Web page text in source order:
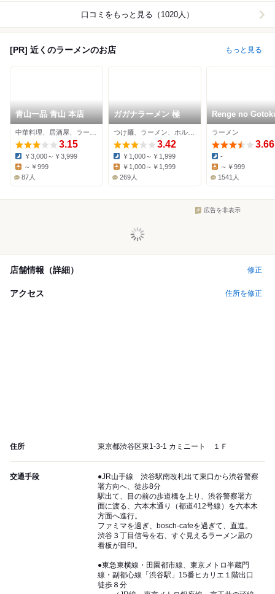
口コミをもっと見る（1020人）
[PR] 近くのラーメンのお店 もっと見る
青山一品 青山 本店
3.15
Dinner:
￥3,000～￥3,999
Lunch:
～￥999
87人
ガガナラーメン 極
3.42
Dinner:
￥1,000～￥1,999
￥1,000～￥1,999
269人
Renge no
ラーメン
3.66
Dinner:
-
～￥999
1541人
広告を非表示
店舗情報（詳細） 修正
アクセス 住所を修正
住所 東京都渋谷区東1-3-1 カミニート １Ｆ
交通手段
●JR山手線 渋谷駅南改札出て東口から渋谷警察
署方向へ、徒歩8分
駅出て、目の前の歩道橋を上り、渋谷警察署方
面に渡る、六本木通り（都道412号線）を六本木
方面へ進行。
ファミマを過ぎ、bosch-cafeを過ぎて、直進。
渋谷３丁目信号を右、すぐ見えるラーメン凪の
看板が目印。
●東急東横線・田園都市線、東京メトロ半蔵門
線・副都心線「渋谷駅」15番ヒカリエ１階出口
徒歩８分